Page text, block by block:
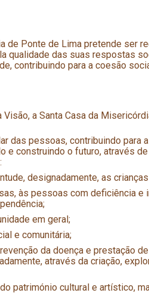
de Ponte de Lima pretende ser
qualidade das suas respostas
contribuindo para a coesão
Visão, a Santa Casa da
das pessoas, contribuindo para
e construindo o futuro, através
designadamente, as
às pessoas com deficiência e
em geral;
e comunitária;
da doença e prestação
através da criação,
património cultural e artístico,